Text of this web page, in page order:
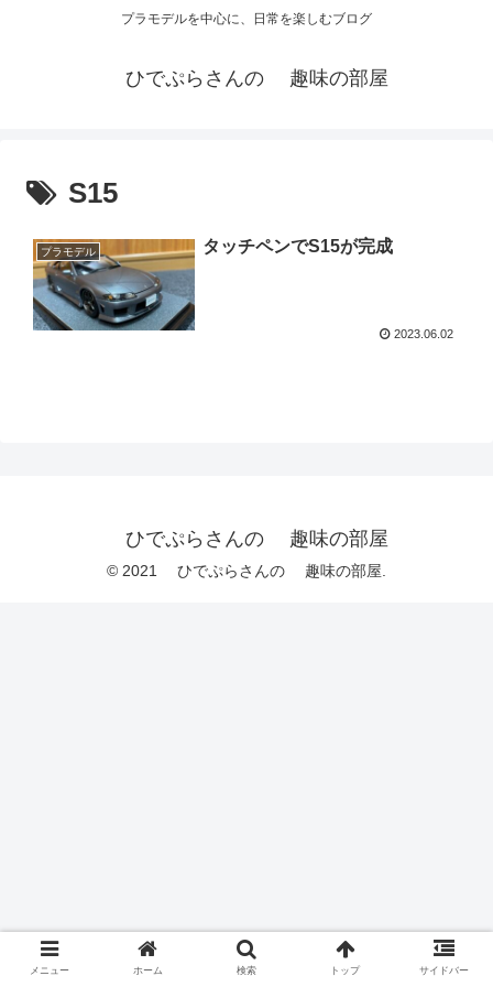
プラモデルを中心に、日常を楽しむブログ
ひでぷらさんの 趣味の部屋
S15
プラモデル タッチペンでS15が完成
2023.06.02
ひでぷらさんの 趣味の部屋
© 2021 ひでぷらさんの 趣味の部屋.
メニュー ホーム 検索 トップ サイドバー